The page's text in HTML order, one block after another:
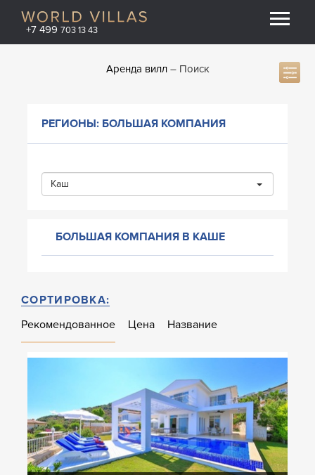
+7 499 703 13 43
Аренда вилл Поиск
РЕГИОНЫ: БОЛЬШАЯ КОМПАНИЯ
Каш
БОЛЬШАЯ КОМПАНИЯ В КАШЕ
СОРТИРОВКА:
Рекомендованное
Цена Название